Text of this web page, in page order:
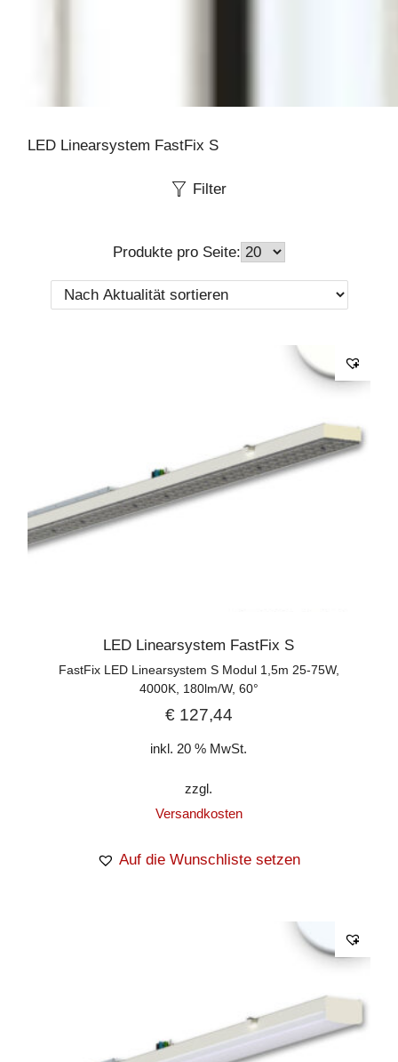
LED Linearsystem FastFix S
Filter
Produkte pro Seite:
LED Linearsystem FastFix S
FastFix LED Linearsystem S Modul 1,5m 25-75W,
4000K, 180lm/W, 60°
€127,44
inkl. 20 % MwSt.
zzgl.
Versandkosten
Auf die Wunschliste setzen